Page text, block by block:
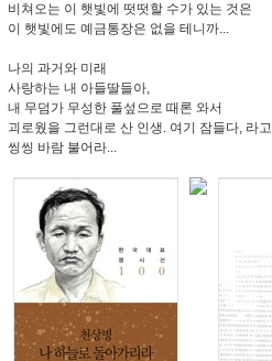
비쳐오는 이 햇빛에 떳떳할 수가 있는 것은
이 햇빛에도 예금통장은 없을 테니까...
나의 과거와 미래
사랑하는 내 아들딸들아,
내 무덤가 무성한 풀섶으로 때론 와서
괴로웠을 그런대로 산 인생. 여기 잠들다, 라고
씽씽 바람 불어라...